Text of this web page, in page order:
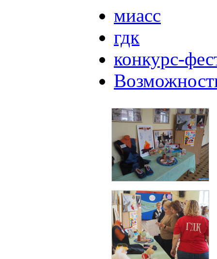
миасс
гдк
конкурс-